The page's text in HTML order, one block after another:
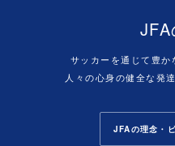
JFA
サッカーを通じて豊か
人々の心身の健全な発
JFAの理念・